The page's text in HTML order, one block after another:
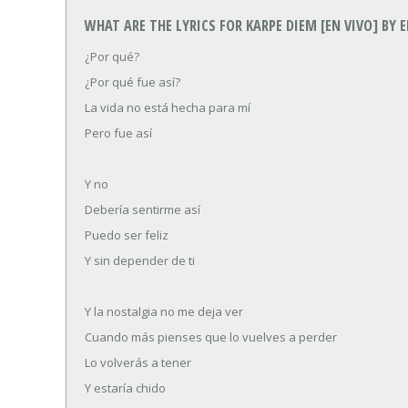
WHAT ARE THE LYRICS FOR KARPE DIEM [EN VIVO] BY
¿Por qué?
¿Por qué fue así?
La vida no está hecha para mí
Pero fue así
Y no
Debería sentirme así
Puedo ser feliz
Y sin depender de ti
Y la nostalgia no me deja ver
Cuando más pienses que lo vuelves a perder
Lo volverás a tener
Y estaría chido